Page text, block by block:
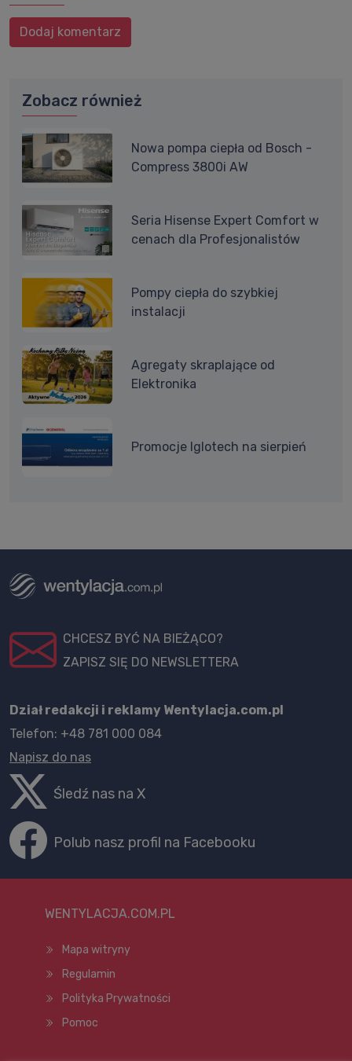
Dodaj komentarz
Zobacz również
Nowa pompa ciepła od Bosch -
Compress 3800i AW
Seria Hisense Expert Comfort w
cenach dla Profesjonalistów
Pompy ciepła do szybkiej
instalacji
Agregaty skraplające od
Elektronika
Promocje Iglotech na sierpień
CHCESZ BYĆ NA BIEŻĄCO?
ZAPISZ SIĘ DO NEWSLETTERA
Dział redakcji i reklamy Wentylacja.com.pl
Telefon: +48 781 000 084
Napisz do nas
Śledź nas na X
Polub nasz profil na Facebooku
WENTYLACJA.COM.PL
Mapa witryny
Regulamin
Polityka Prywatności
Pomoc